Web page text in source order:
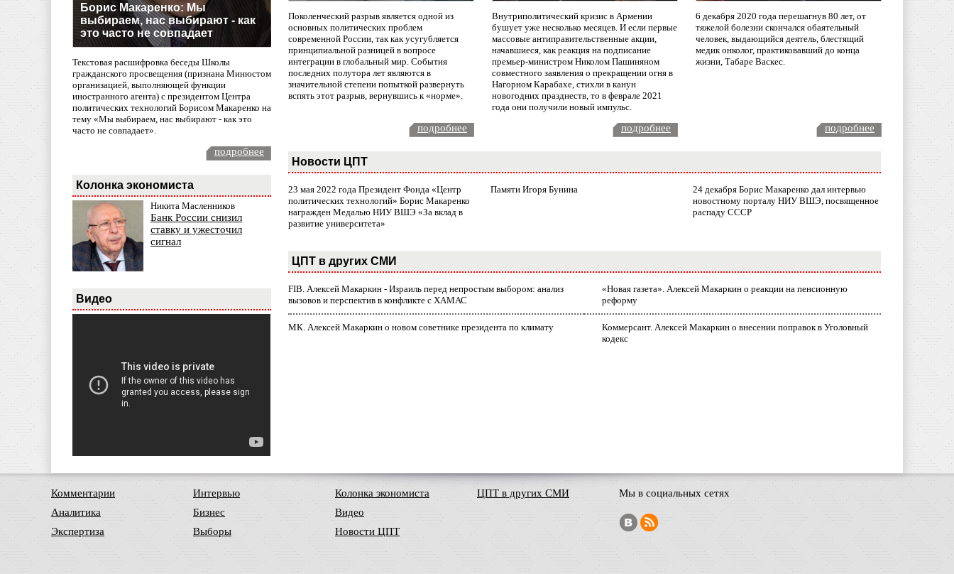
Борис Макаренко: Мы
выбираем, нас выбирают - как
это часто не совпадает
Текстовая расшифровка беседы Школы
гражданского просвещения (признана Минюстом
организацией, выполняющей функции
иностранного агента) с президентом Центра
политических технологий Борисом Макаренко на
тему «Мы выбираем, нас выбирают - как это
часто не совпадает».
подробнее
Колонка экономиста
Никита Масленников
Банк России снизил
ставку и ужесточил
сигнал
Видео
Поколенческий разрыв является одной из
основных политических проблем
современной России, так как усугубляется
принципиальной разницей в вопросе
интеграции в глобальный мир. События
последних полутора лет являются в
значительной степени попыткой развернуть
вспять этот разрыв, вернувшись к «норме».
Внутриполитический кризис в Армении
бушует уже несколько месяцев. И если первые
массовые антиправительственные акции,
начавшиеся, как реакция на подписание
премьер-министром Николом Пашиняном
совместного заявления о прекращении огня в
Нагорном Карабахе, стихли в канун
новогодних празднеств, то в феврале 2021
года они получили новый импульс.
6 декабря 2020 года перешагнув 80 лет, от
тяжелой болезни скончался обаятельный
человек, выдающийся деятель, блестящий
медик онколог, практиковавший до конца
жизни, Табаре Васкес.
подробнее подробнее подробнее
Новости ЦПТ
23 мая 2022 года Президент Фонда «Центр
политических технологий» Борис Макаренко
награжден Медалью НИУ ВШЭ «За вклад в
развитие университета»
Памяти Игоря Бунина
24 декабря Борис Макаренко дал интервью
новостному порталу НИУ ВШЭ, посвященное
распаду СССР
ЦПТ в других СМИ
FIB. Алексей Макаркин - Израиль перед непростым выбором: анализ
вызовов и перспектив в конфликте с ХАМАС
«Новая газета». Алексей Макаркин о реакции на пенсионную
реформу
МК. Алексей Макаркин о новом советнике президента по климату
Коммерсант. Алексей Макаркин о внесении поправок в Уголовный
кодекс
Комментарии
Аналитика
Экспертиза
Интервью
Бизнес
Выборы
Колонка экономиста
Видео
Новости ЦПТ
ЦПТ в других СМИ Мы в социальных сетях